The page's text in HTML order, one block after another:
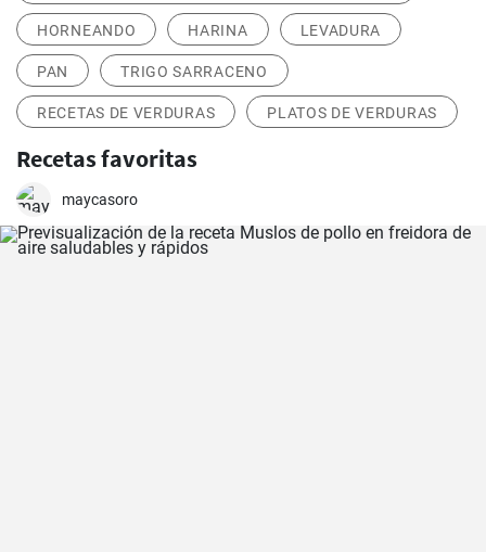
HORNEANDO HARINA LEVADURA
PAN TRIGO SARRACENO
RECETAS DE VERDURAS PLATOS DE VERDURAS
Recetas favoritas
maycasoro